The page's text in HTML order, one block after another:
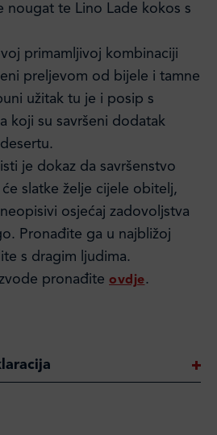
nougat te Lino Lade kokos s
primamljivoj kombinaciji
preljevom od bijele i tamne
užitak tu je i posip s
koji su savršeni dodatak
je dokaz da savršenstvo
slatke želje cijele obitelj,
osjećaj zadovoljstva
Pronađite ga u najbližoj
s dragim ljudima.
pronađite ovdje.